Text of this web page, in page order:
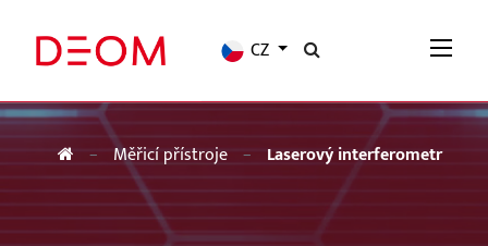
CZ
Měřicí přístroje Laserový interferometr